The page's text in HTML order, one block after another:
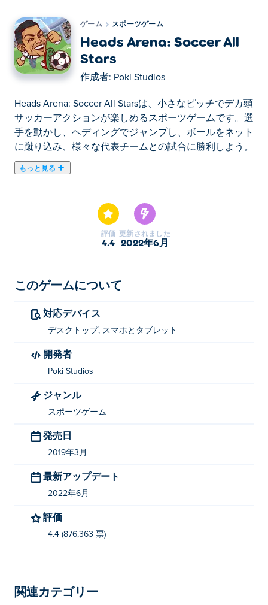
ゲーム スポーツゲーム
Heads Arena: Soccer All
Stars
作成者: Poki Studios
Heads Arena: Soccer All Starsは、小さなピッチでデカ頭
サッカーアクションが楽しめるスポーツゲームです。選
手を動かし、ヘディングでジャンプし、ボールをネット
に蹴り込み、様々な代表チームとの試合に勝利しよう。
もっと見る
評価
4.4
更新されました
2022年6月
このゲームについて
対応デバイス
デスクトップ, スマホとタブレット
開発者
Poki Studios
ジャンル
スポーツゲーム
発売日
2019年3月
最新アップデート
2022年6月
評価
4.4 (876,363 票)
関連カテゴリー